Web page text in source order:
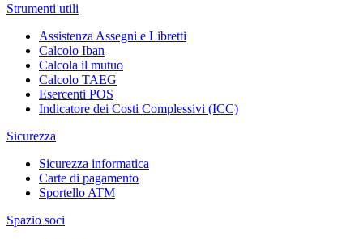
Strumenti utili
Assistenza Assegni e Libretti
Calcolo Iban
Calcola il mutuo
Calcolo TAEG
Esercenti POS
Indicatore dei Costi Complessivi (ICC)
Sicurezza
Sicurezza informatica
Carte di pagamento
Sportello ATM
Spazio soci